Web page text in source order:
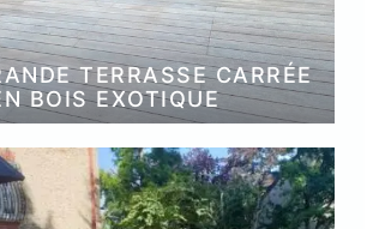
TERRASSE CARRÉE
BOIS EXOTIQUE